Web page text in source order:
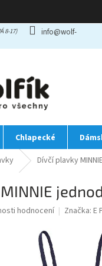
info@wolf-
Chlapecké
Dívčí plavky
hodnocení Značka: E